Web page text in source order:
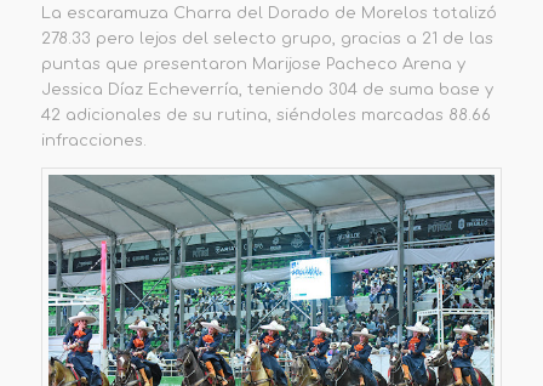
La escaramuza Charra del Dorado de Morelos totalizó
278.33 pero lejos del selecto grupo, gracias a 21 de las
puntas que presentaron Marijose Pacheco Arena y
Jessica Díaz Echeverría, teniendo 304 de suma base y
42 adicionales de su rutina, siéndoles marcadas 88.66
infracciones.